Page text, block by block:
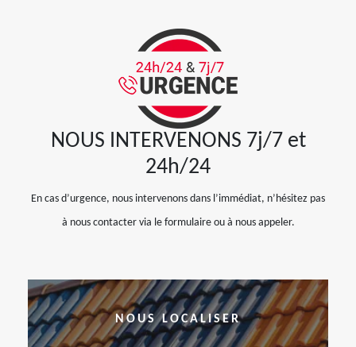
NOUS INTERVENONS 7j/7 et
24h/24
En cas d’urgence, nous intervenons dans l’immédiat, n’hésitez pas
à nous contacter via le formulaire ou à nous appeler.
NOUS LOCALISER